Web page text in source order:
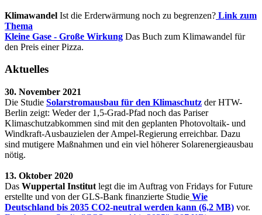
Klimawandel Ist die Erderwärmung noch zu begrenzen? Link zum
Thema
Kleine Gase - Große Wirkung Das Buch zum Klimawandel für
den Preis einer Pizza.
Aktuelles
30. November 2021
Die Studie Solarstromausbau für den Klimaschutz der HTW-
Berlin zeigt: Weder der 1,5-Grad-Pfad noch das Pariser
Klimaschutzabkommen sind mit den geplanten Photovoltaik- und
Windkraft-Ausbauzielen der Ampel-Regierung erreichbar. Dazu
sind mutigere Maßnahmen und ein viel höherer Solarenergieausbau
nötig.
13. Oktober 2020
Das Wuppertal Institut legt die im Auftrag von Fridays for Future
erstellte und von der GLS-Bank finanzierte Studie Wie
Deutschland bis 2035 CO2-neutral werden kann (6,2 MB) vor.